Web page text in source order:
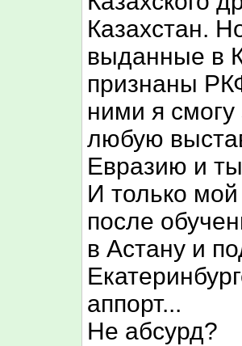
Казахстан.
выданные в
признаны
ними я смогу
любую
Евразию и
И только
после
в Астану и
аппорт...
Не абсурд?